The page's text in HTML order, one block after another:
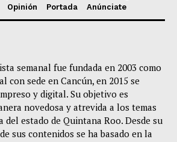
Opinión Portada Anúnciate
semanal fue fundada en 2003 como
con sede en Cancún, en 2015 se
y digital. Su objetivo es
novedosa y atrevida a los temas
del estado de Quintana Roo. Desde su
sus contenidos se ha basado en la